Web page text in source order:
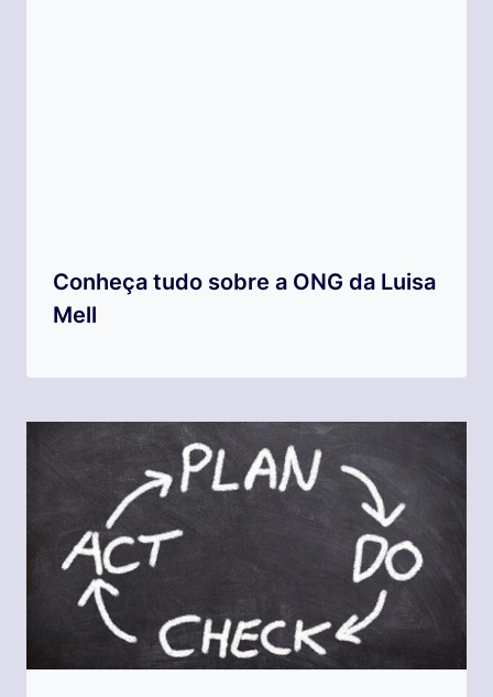
Conheça tudo sobre a ONG da Luisa
Mell